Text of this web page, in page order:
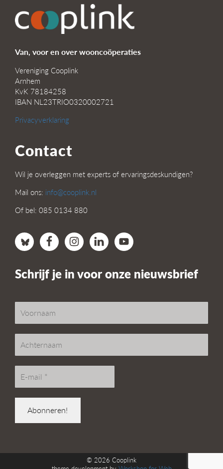
Van, voor en over wooncoöperaties
Vereniging Cooplink
Arnhem
KvK 78184258
IBAN NL23TRIO0320002721
Privacyverklaring
Contact
Wil je overleggen met experts of ervaringsdeskundigen?
Mail ons: info@cooplink.nl
Of bel: 085 0134 880
Schrijf je in voor onze nieuwsbrief
© 2026 Cooplink